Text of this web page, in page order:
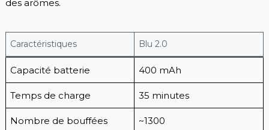
des arômes.
Caractéristiques Blu 2.0
Capacité batterie 400 mAh
Temps de charge 35 minutes
Nombre de bouffées
~1300